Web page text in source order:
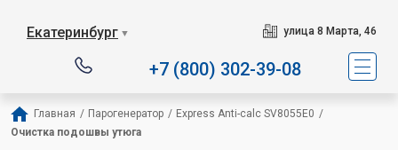
Екатеринбург ▼ улица 8 Марта, 46
+7 (800) 302-39-08
Главная / Парогенератор / Express Anti-calc SV8055E0 /
Очистка подошвы утюга